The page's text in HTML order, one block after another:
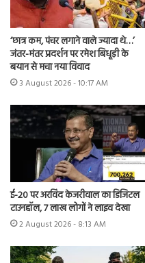
‘छात्र कम, पंचर लगाने वाले ज्यादा थे…’
जंतर-मंतर प्रदर्शन पर रमेश बिधूड़ी के
बयान से मचा नया विवाद
3 August 2026 - 10:17 AM
ई-20 पर अरविंद केजरीवाल का डिजिटल
टाउनहॉल, 7 लाख लोगों ने लाइव देखा
2 August 2026 - 8:13 AM